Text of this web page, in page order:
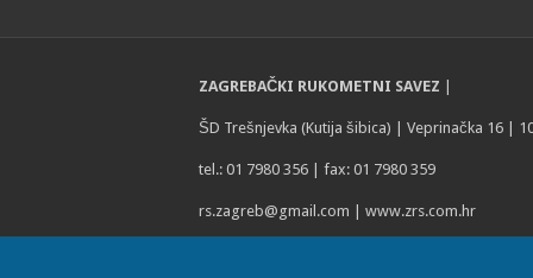
ZAGREBAČKI RUKOMETNI SAVEZ
ŠD Trešnjevka (Kutija šibica) | Veprinačka 16 |
tel.: 01 7980 356 | fax: 01 7980 359
rs.zagreb@gmail.com | www.zrs.com.hr